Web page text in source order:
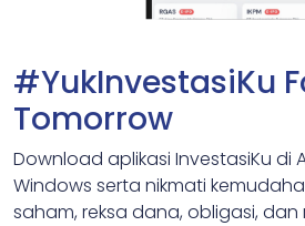
#YukInvestasiKu
Tomorrow
Download aplikasi InvestasiKu di
Windows serta nikmati
saham, reksa dana, obligasi,